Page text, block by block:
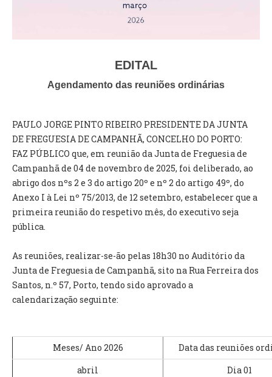
ASSEMBLEIA DE FREGUESIA
GRAVAÇÕES DAS REUNIÕES PÚBLICAS DO EXECUTIVO
DOCUMENTOS
ATAS E DOCUMENTOS DA ASSEMBLEIA
EDITAIS
REGULAMENTOS E TAXAS
RELATÓRIO E CONTAS
INVENTÁRIO
RECRUTAMENTO PESSOAL
CÓDIGO DE CONDUTA
SUBVENÇÕES PÚBLICAS
EDITAL
Agendamento das reuniões ordinárias
PAULO JORGE PINTO RIBEIRO PRESIDENTE DA JUNTA
DE FREGUESIA DE CAMPANHÃ, CONCELHO DO PORTO:
FAZ PÚBLICO que, em reunião da Junta de Freguesia de
Campanhã de 04 de novembro de 2025, foi deliberado, ao
abrigo dos nºs 2 e 3 do artigo 20º e nº 2 do artigo 49º, do
Anexo I à Lei nº 75/2013, de 12 setembro, estabelecer que a
primeira reunião do respetivo mês, do executivo seja
pública.
As reuniões, realizar-se-ão pelas 18h30 no Auditório da
Junta de Freguesia de Campanhã, sito na Rua Ferreira dos
Santos, n.º 57, Porto, tendo sido aprovado a
calendarização seguinte:
Meses/ Ano 2026
Data das reuniões
abril
Dia 01